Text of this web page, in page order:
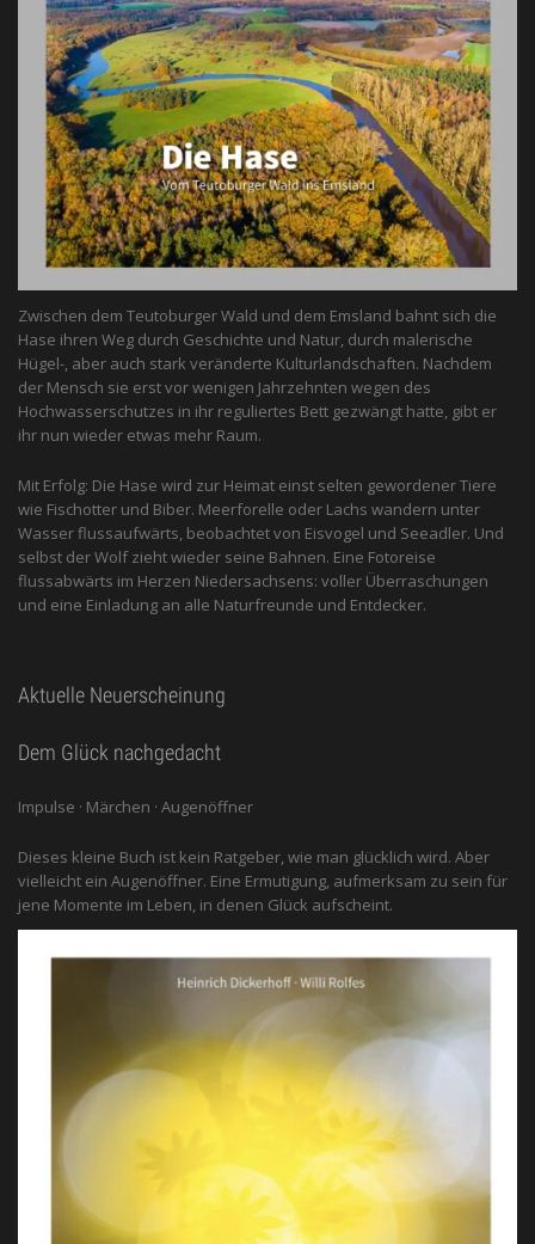
Zwischen dem Teutoburger Wald und dem Emsland bahnt sich die
Hase ihren Weg durch Geschichte und Natur, durch malerische
Hügel-, aber auch stark veränderte Kulturlandschaften. Nachdem
der Mensch sie erst vor wenigen Jahrzehnten wegen des
Hochwasserschutzes in ihr reguliertes Bett gezwängt hatte, gibt er
ihr nun wieder etwas mehr Raum.
Mit Erfolg: Die Hase wird zur Heimat einst selten gewordener Tiere
wie Fischotter und Biber. Meerforelle oder Lachs wandern unter
Wasser flussaufwärts, beobachtet von Eis­vogel und See­adler. Und
selbst der Wolf zieht wieder seine Bahnen. Eine Fotoreise
flussabwärts im Herzen Niedersachsens: voller Überraschungen
und eine Einladung an alle ­Naturfreunde und Entdecker.
Aktuelle Neuerscheinung
Dem Glück nachgedacht
Impulse · Märchen · Augenöffner
Dieses kleine Buch ist kein Ratgeber, wie man glücklich wird. Aber
vielleicht ein Augenöffner. Eine Ermutigung, aufmerksam zu sein für
jene Momente im Leben, in denen Glück aufscheint.